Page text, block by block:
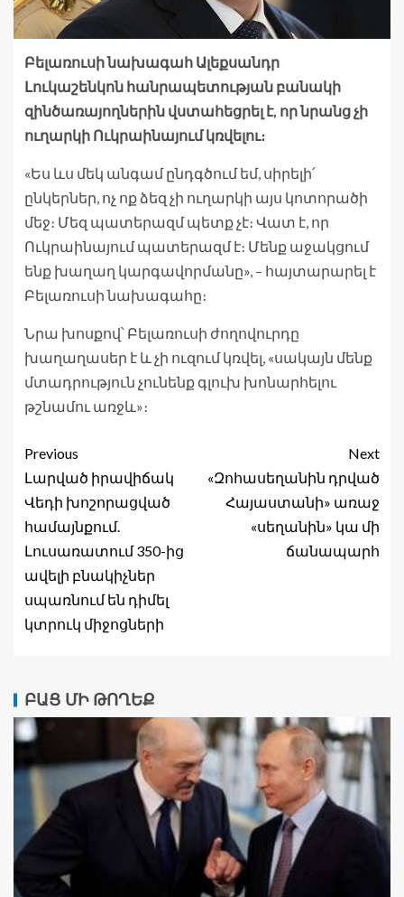
Բելառուսի նախագահ Ալեքսանդր
Լուկաշենկոն հանրապետության բանակի
զինծառայողներին վստահեցրել է, որ նրանց չի
ուղարկի Ուկրաինայում կռվելու։
«Ես ևս մեկ անգամ ընդգծում եմ, սիրելի՛
ընկերներ, ոչ ոք ձեզ չի ուղարկի այս կոտորածի
մեջ։ Մեզ պատերազմ պետք չէ։ Վատ է, որ
Ուկրաինայում պատերազմ է։ Մենք աջակցում
ենք խաղաղ կարգավորմանը», – հայտարարել է
Բելառուսի նախագահը։
Նրա խոսքով՝ Բելառուսի ժողովուրդը
խաղաղասեր է և չի ուզում կռվել, «սակայն մենք
մտադրություն չունենք գլուխ խոնարհելու
թշնամու առջև»։
Previous
Լարված իրավիճակ
Վեդի խոշորացված
համայնքում.
Լուսառատում 350-ից
ավելի բնակիչներ
սպառնում են դիմել
կտրուկ միջոցների
Next
«Զոհասեղանին դրված
Հայաստանի» առաջ
«սեղանին» կա մի
ճանապարհ
ԲԱՑ ՄԻ ԹՈՂԵՔ